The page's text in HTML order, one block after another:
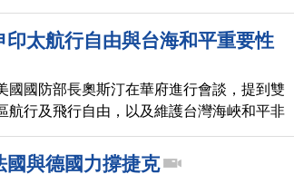
印太航行自由與台海和平重要性
國國防部長奧斯汀在華府進行會談，提到雙
航行及飛行自由，以及維護台灣海峽和平非
國與德國力撐捷克